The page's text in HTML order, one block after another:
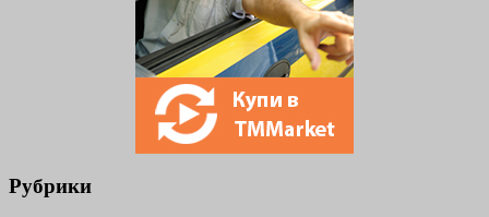
Рубрики